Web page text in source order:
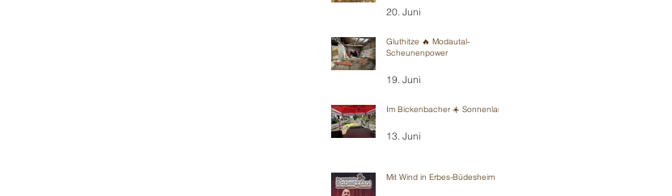
20. Juni
Gluthitze 🔥 Modautal-
Scheunenpower
19. Juni
Im Bickenbacher ☀️ Sonnenland
13. Juni
Mit Wind in Erbes-Büdesheim